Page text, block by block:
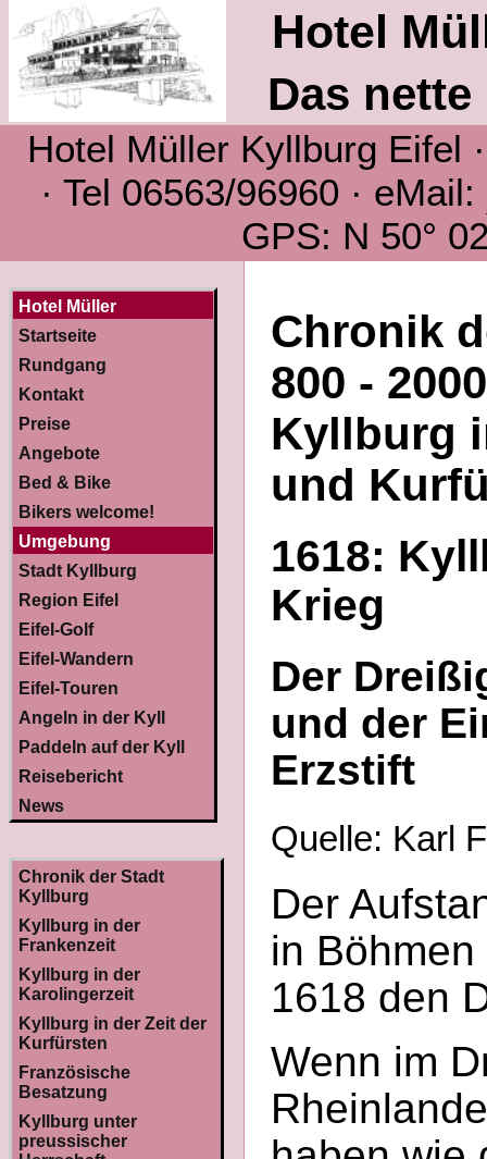
Hotel
Das
Hotel Müller Kyllburg Eifel
· Tel 06563/96960 · eMail:
GPS: N 50°
Hotel Müller
Startseite
Rundgang
Kontakt
Preise
Angebote
Bed & Bike
Bikers welcome!
Umgebung
Stadt Kyllburg
Region Eifel
Eifel-Golf
Eifel-Wandern
Eifel-Touren
Angeln in der Kyll
Paddeln auf der Kyll
Reisebericht
News
Chronik der Stadt
Kyllburg
Kyllburg in der
Frankenzeit
Kyllburg in der
Karolingerzeit
Kyllburg in der Zeit der
Kurfürsten
Französische
Besatzung
Kyllburg unter
preussischer
Chronik
800 - 2000
Kyllburg
und
1618:
Krieg
Der
und der
Erzstift
Quelle: Karl
Der
in
1618 den
Wenn im